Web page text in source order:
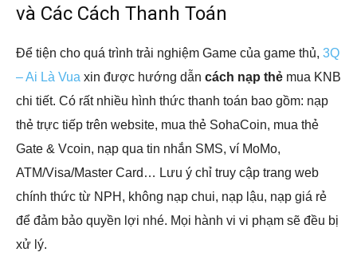
và Các Cách Thanh Toán
Để tiện cho quá trình trải nghiệm Game của game thủ, 3Q
– Ai Là Vua xin được hướng dẫn cách nạp thẻ mua KNB
chi tiết. Có rất nhiều hình thức thanh toán bao gồm: nạp
thẻ trực tiếp trên website, mua thẻ SohaCoin, mua thẻ
Gate & Vcoin, nạp qua tin nhắn SMS, ví MoMo,
ATM/Visa/Master Card… Lưu ý chỉ truy cập trang web
chính thức từ NPH, không nạp chui, nạp lậu, nạp giá rẻ
để đảm bảo quyền lợi nhé. Mọi hành vi vi phạm sẽ đều bị
xử lý.